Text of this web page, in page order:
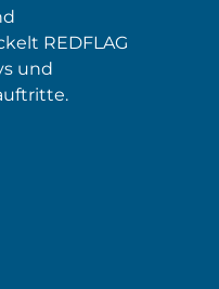
REDFLAG
und